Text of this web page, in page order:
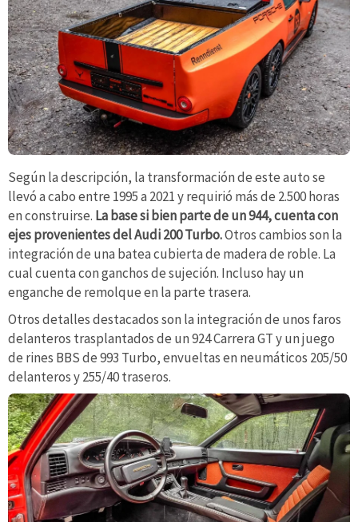
Según la descripción, la transformación de este auto se
llevó a cabo entre 1995 a 2021 y requirió más de 2.500 horas
en construirse. La base si bien parte de un 944, cuenta con
ejes provenientes del Audi 200 Turbo.Otros cambios son la
integración de una batea cubierta de madera de roble. La
cual cuenta con ganchos de sujeción. Incluso hay un
enganche de remolque en la parte trasera.
Otros detalles destacados son la integración de unos faros
delanteros trasplantados de un 924 Carrera GT y un juego
de rines BBS de 993 Turbo, envueltas en neumáticos 205/50
delanteros y 255/40 traseros.